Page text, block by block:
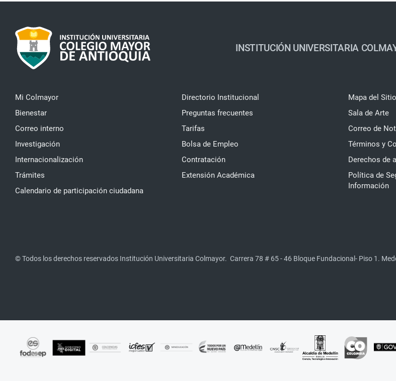
INSTITUCIÓN UNIVERSITARIA
Mi Colmayor
Bienestar
Correo interno
Investigación
Internacionalización
Trámites
Calendario de participación ciudadana
Directorio Institucional
Preguntas frecuentes
Tarifas
Bolsa de Empleo
Contratación
Extensión Académica
Mapa del Sitio
Sala de Arte
Correo de
Términos y
Derechos de
Política de
Información
© Todos los derechos reservados Institución Universitaria Colmayor. Carrera 78 # 65 - 46 Bloque Fundacional- Piso 1.